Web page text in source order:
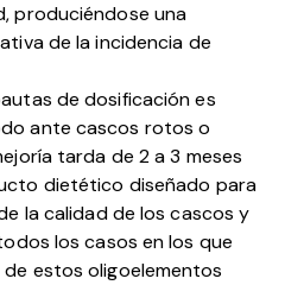
produciéndose una
de la incidencia de
de dosificación es
ante cascos rotos o
tarda de 2 a 3 meses
dietético diseñado para
la calidad de los cascos y
los casos en los que
estos oligoelementos